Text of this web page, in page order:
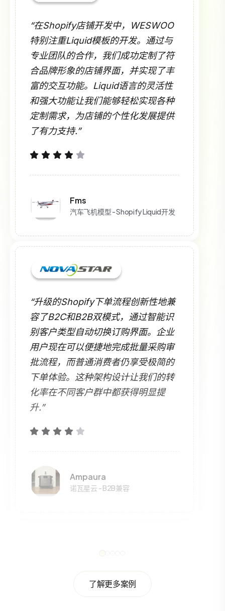
“在Shopify店铺开发中，WESWOO
特别注重Liquid模板的开发。通过与
专业团队的合作，我们成功定制了符
合品牌形象的店铺界面，并实现了丰
富的交互功能。Liquid语言的灵活性
和强大功能让我们能够轻松实现各种
定制需求，为店铺的个性化发展提供
了有力支持.”
Fms
汽车飞机模型 - Shopify Liquid开发
“升级的Shopify下单流程创新性地兼
容了B2C和B2B双模式，通过智能识
别客户类型自动切换订购界面。企业
用户现在可以便捷地完成批量采购审
批流程，而普通消费者仍享受极简的
下单体验。这种架构设计让我们的转
化率在不同客户群中都获得明显提
升.”
Ampaura
诺瓦星云 - B2B兼容
了解更多案例